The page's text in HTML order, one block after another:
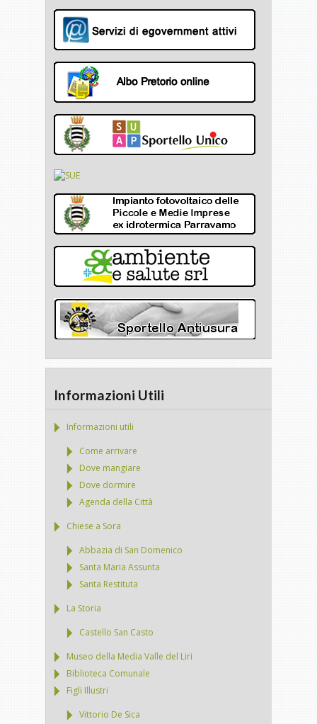
Informazioni Utili
Informazioni utili
Come arrivare
Dove mangiare
Dove dormire
Agenda della Città
Chiese a Sora
Abbazia di San Domenico
Santa Maria Assunta
Santa Restituta
La Storia
Castello San Casto
Museo della Media Valle del Liri
Biblioteca Comunale
Figli Illustri
Vittorio De Sica